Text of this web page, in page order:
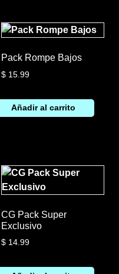
Pack Rompe Bajos
$15.99
Añadir al carrito
CG Pack Super
Exclusivo
$14.99